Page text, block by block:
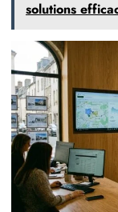
solutions